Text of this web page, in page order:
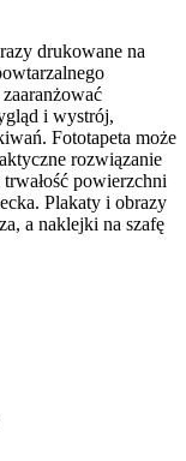
drukowane na
i wystrój,
Fototapeta może
rozwiązanie
powierzchni
Plakaty i obrazy
a naklejki na szafę